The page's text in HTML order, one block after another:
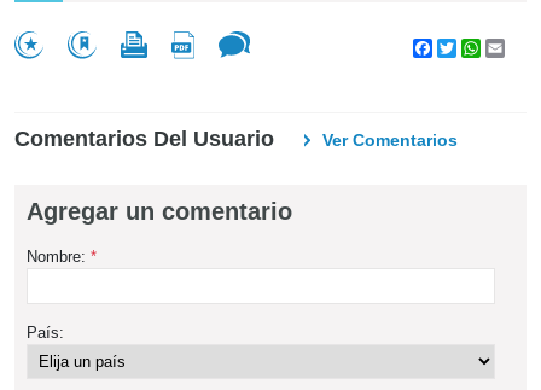
Facebook
Twitter
Comentarios Del Usuario Ver Comentarios
Agregar un comentario
Nombre: *
País: